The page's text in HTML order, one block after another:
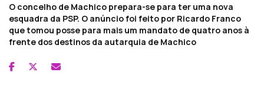
O concelho de Machico prepara-se para ter uma nova
esquadra da PSP. O anúncio foi feito por Ricardo Franco
que tomou posse para mais um mandato de quatro anos à
frente dos destinos da autarquia de Machico